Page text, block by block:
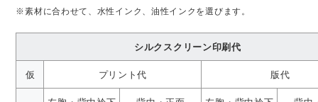
※素材に合わせて、水性インク、油性インクを選びます。
シルクスクリーン印刷代
仮 プリント代 版代